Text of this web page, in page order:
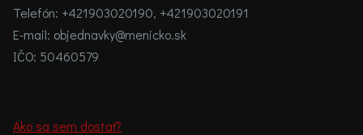
Telefón: +421903020190, +421903020191
E-mail: objednavky@menicko.sk
IČO: 50460579
Ako sa sem dostať?